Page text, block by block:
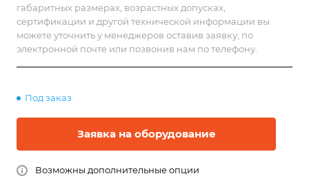
габаритных размерах, возрастных допусках,
сертификации и другой технической информации вы
можете уточнить у менеджеров оставив заявку, по
электронной почте или позвонив нам по телефону.
Под заказ
Заявка на оборудование
Возможны дополнительные опции